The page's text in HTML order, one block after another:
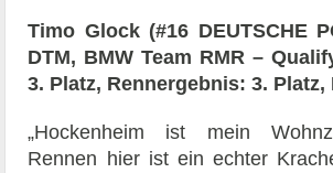
Timo Glock (#16 DEUTSCHE
DTM, BMW Team RMR –
3. Platz, Rennergebnis: 3. Platz,
„Hockenheim ist mein
Rennen hier ist ein echter